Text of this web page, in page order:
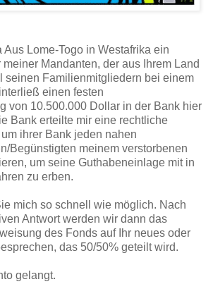
Aus Lome-Togo in Westafrika ein
Mandanten, der aus Ihrem Land
seinen Familienmitgliedern bei einem
einen festen
von 10.500.000 Dollar in der Bank hier
Bank erteilte mir eine rechtliche
ihrer Bank jeden nahen
Begünstigten meinem verstorbenen
um seine Guthabeneinlage mit in
zu erben.
mich so schnell wie möglich. Nach
Antwort werden wir dann das
des Fonds auf Ihr neues oder
das 50/50% geteilt wird.
gelangt.